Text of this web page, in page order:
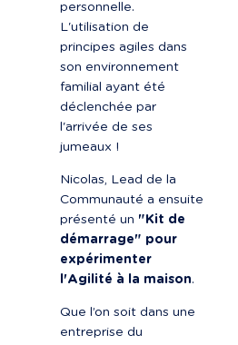
personnelle.
L'utilisation de
principes agiles dans
son environnement
familial ayant été
déclenchée par
l'arrivée de ses
jumeaux !
Nicolas, Lead de la
Communauté a ensuite
présenté un "Kit de
démarrage" pour
expérimenter
l'Agilité à la maison.
Que l’on soit dans une
entreprise du